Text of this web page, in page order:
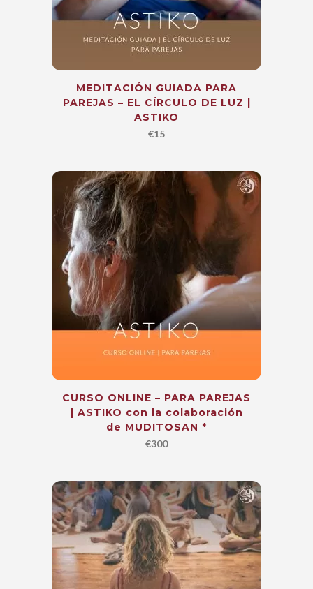
MEDITACIÓN GUIADA PARA
PAREJAS – EL CÍRCULO DE LUZ |
ASTIKO
€15
CURSO ONLINE – PARA PAREJAS
| ASTIKO con la colaboración
de MUDITOSAN *
€300